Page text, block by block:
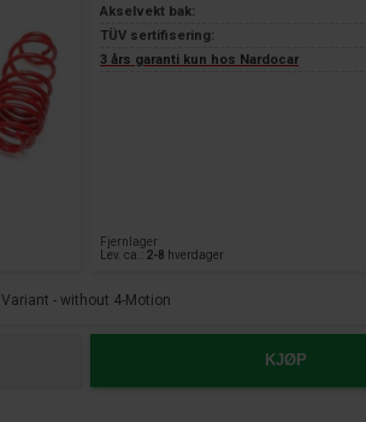
Akselvekt bak:
TÜV sertifisering:
3 års garanti kun hos Nardocar
Fjernlager
Lev. ca.: 2-8 hverdager
Variant - without 4-Motion
KJØP